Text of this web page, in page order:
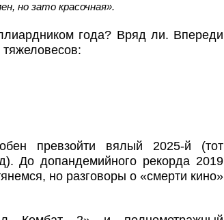
но зато красочная».
года? Вряд ли. Впереди
превзойти вялый 2025-й (тот
До допандемийного рекорда 2019
но разговоры о «смерти кино»